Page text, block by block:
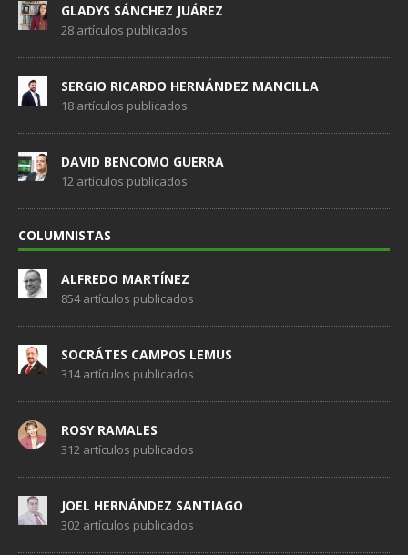
GLADYS SÁNCHEZ JUÁREZ
28 artículos publicados
SERGIO RICARDO HERNÁNDEZ MANCILLA
18 artículos publicados
DAVID BENCOMO GUERRA
12 artículos publicados
COLUMNISTAS
ALFREDO MARTÍNEZ
854 artículos publicados
SOCRÁTES CAMPOS LEMUS
314 artículos publicados
ROSY RAMALES
312 artículos publicados
JOEL HERNÁNDEZ SANTIAGO
302 artículos publicados